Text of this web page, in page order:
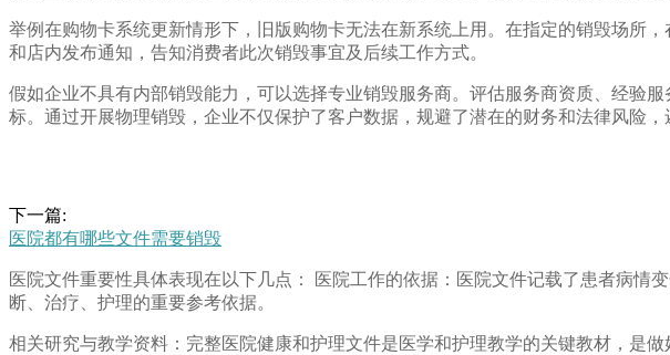
举例在购物卡系统更新情形下，旧版购物卡无法在新系统上用。在指定的销毁场所
和店内发布通知，告知消费者此次销毁事宜及后续工作方式。
假如企业不具有内部销毁能力，可以选择专业销毁服务商。评估服务商资质、经验
标。通过开展物理销毁，企业不仅保护了客户数据，规避了潜在的财务和法律风险
下一篇:
医院都有哪些文件需要销毁
医院文件重要性具体表现在以下几点： 医院工作的依据：医院文件记载了患者病
断、治疗、护理的重要参考依据。
相关研究与教学资料：完整医院健康和护理文件是医学和护理教学的关键教材，是